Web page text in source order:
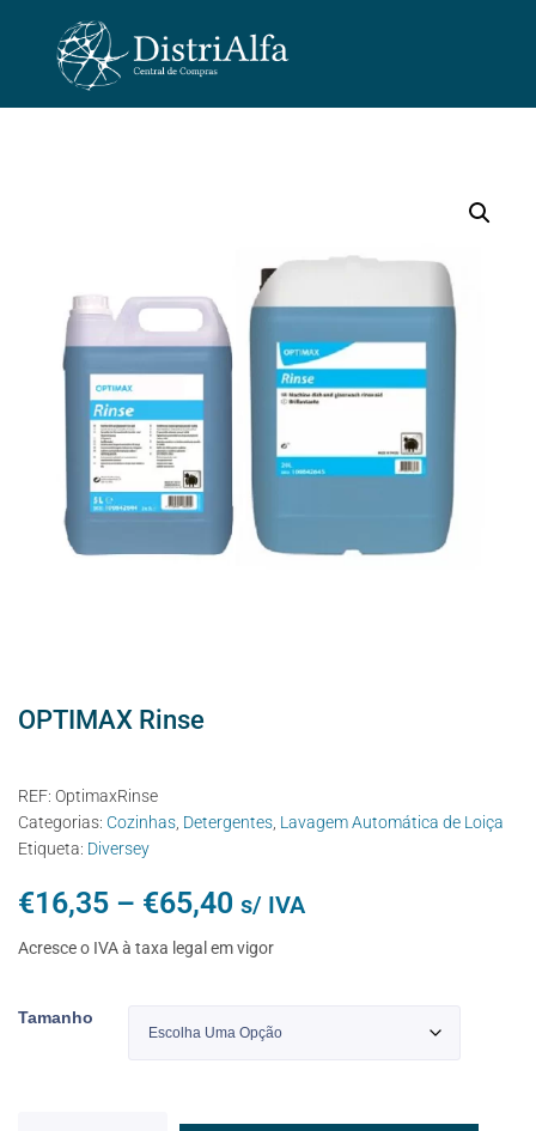
OPTIMAX Rinse
REF: OptimaxRinse
Categorias: Cozinhas Detergentes Lavagem Automática de Loiça
Etiqueta: Diversey
€16,35 – €65,40 s/ IVA
Acresce o IVA à taxa legal em vigor
Tamanho